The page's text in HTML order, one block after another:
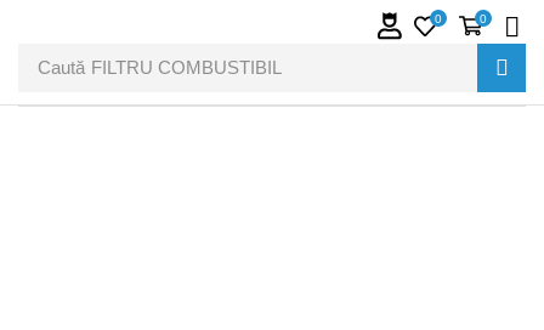
Caută FILTRU COMBUSTIBIL
0 0